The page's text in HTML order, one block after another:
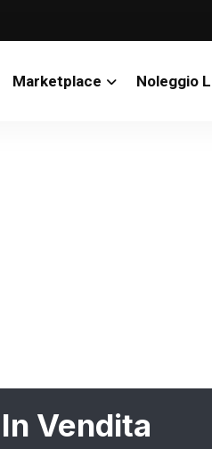
Marketplace Noleggio
Vendita